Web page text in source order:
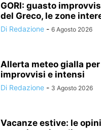
GORI: guasto
del Greco, le zone
Di Redazione - 6 Agosto 2026
Allerta meteo gialla
improvvisi e intensi
Di Redazione - 3 Agosto 2026
Vacanze estive: le